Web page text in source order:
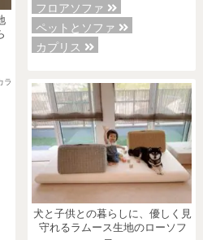
ラ
フロアソファ
ペットとソファ
カプリス
犬と子供との暮らしに、優しく見
守れるラムース生地のローソフ